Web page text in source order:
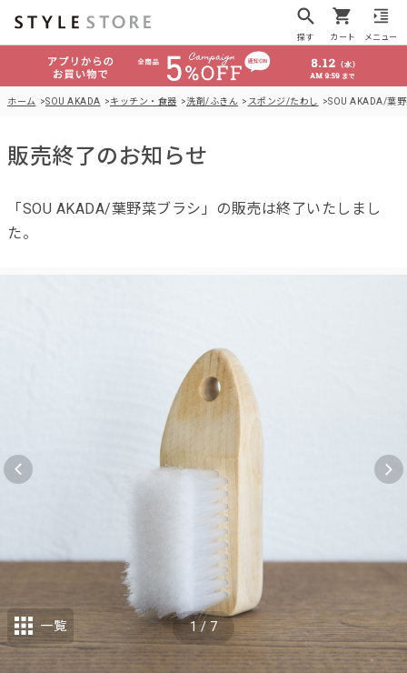
探す カート メニュー
ホーム SOU AKADA キッチン・食器 洗剤/ふきん スポンジ/たわし SOU AKADA/葉
販売終了のお知らせ
「SOU AKADA/葉野菜ブラシ」の販売は終了いたしまし
た。
1/ 7
一覧